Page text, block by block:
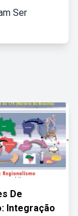
Ser
De
Integração